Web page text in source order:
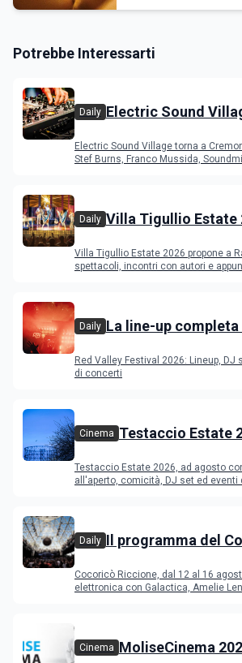
Potrebbe Interessarti
Daily Electric Sound
Young Band
Electric Sound Village torna a
Stef Burns, Franco Mussida,
Daily Villa Tigullio Estate
Villa Tigullio Estate 2026 propone a
spettacoli, incontri con autori e
Daily La line-up completa
Red Valley Festival 2026: Lineup, DJ
di concerti
Cinema Testaccio Estate
Ferragosto
Testaccio Estate 2026, ad agosto
all'aperto, comicità, DJ set ed eventi
Daily Il programma del
Cocoricò Riccione, dal 12 al 16
elettronica con Galactica, Amelie
Cinema MoliseCinema